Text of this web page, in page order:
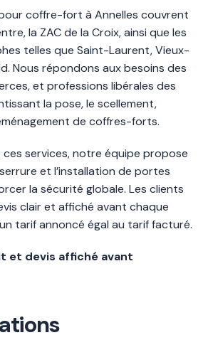
coffre-fort à Annelles couvrent
la ZAC de la Croix, ainsi que les
telles que Saint-Laurent, Vieux-
Nous répondons aux besoins des
et professions libérales des
la pose, le scellement,
de coffres-forts.
services, notre équipe propose
et l’installation de portes
la sécurité globale. Les clients
clair et affiché avant chaque
tarif annoncé égal au tarif facturé.
et devis affiché avant